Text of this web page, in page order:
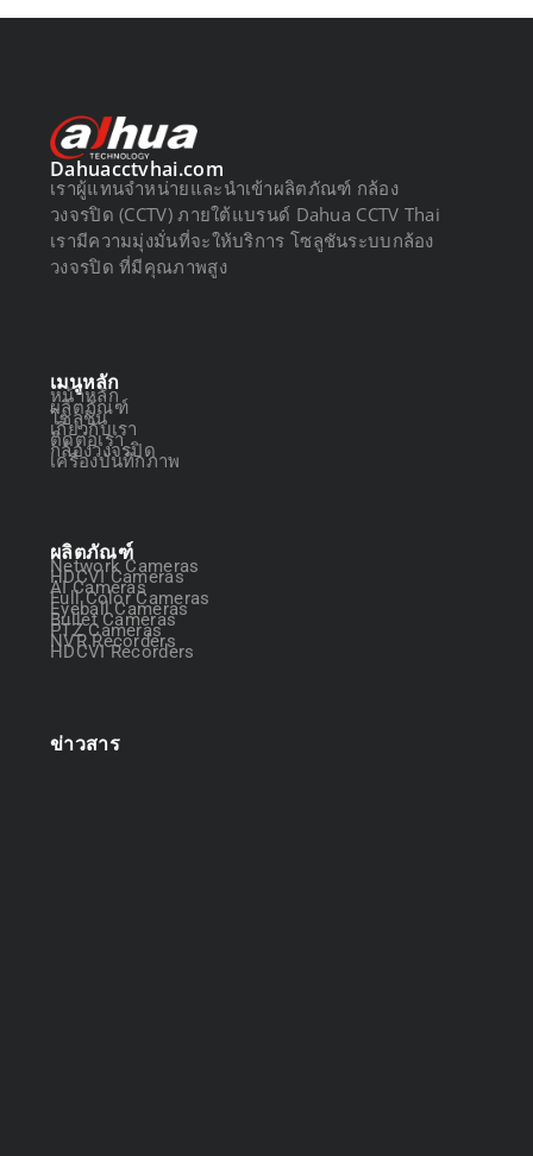
Dahuacctvhai.com
เราผู้แทนจำหน่ายและนำเข้าผลิตภัณฑ์ กล้อง
วงจรปิด (CCTV) ภายใต้แบรนด์ Dahua CCTV Thai
เรามีความมุ่งมั่นที่จะให้บริการ โซลูชันระบบกล้อง
วงจรปิด ที่มีคุณภาพสูง
เมนูหลัก
หน้าหลัก
ผลิตภัณฑ์
โซลูชัน
เกี่ยวกับเรา
ติดต่อเรา
กล้องวงจรปิด
เครื่องบันทึกภาพ
ผลิตภัณฑ์
Network Cameras
HDCVI Cameras
AI Cameras
Full Color Cameras
Eyeball Cameras
Bullet Cameras
PTZ Cameras
NVR Recorders
HDCVI Recorders
ข่าวสาร